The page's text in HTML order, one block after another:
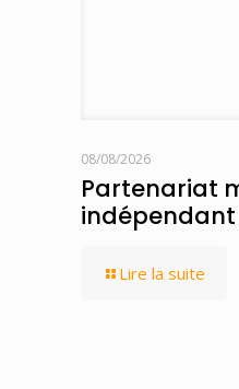
08/08/2026
Partenariat
Lire la suite